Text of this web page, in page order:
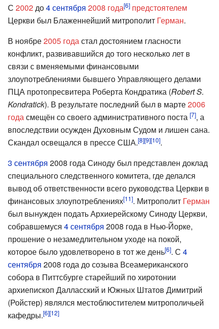
С 2002 до4 сентября 2008 года[6] предстоятелем
Церкви был Блаженнейший митрополит Герман.
В ноябре2005 года стал достоянием гласности
конфликт, развивавшийся до того несколько лет в
связи с вменяемыми финансовыми
злоупотреблениями бывшего Управляющего делами
ПЦА протопресвитера Роберта Кондратика (Robert S.
Kondratick). В результате последний был в марте2006
года смещён со своего административного поста [7], а
впоследствии осужден Духовным Судом и лишен сана.
Скандал освещался в прессе США.[8][9][10].
3 сентября 2008 года Синоду был представлен доклад
специального следственного комитета, где делался
вывод об ответственности всего руководства Церкви в
финансовых злоупотреблениях[11]. Митрополит Герман
был вынужден подать Архиерейскому Синоду Церкви,
собравшемуся 4 сентября 2008 года в Нью-Йорке,
прошение о незамедлительном уходе на покой,
которое было удовлетворено в тот же день[6]. С 4
сентября 2008 года до созыва Всеамериканского
собора в Питтсбурге старейший по хиротонии
архиепископ Далласский и Южных Штатов Димитрий
(Ройстер) являлся местоблюстителем митрополичьей
кафедры.[6][12]